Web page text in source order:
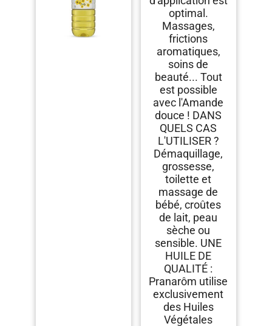
optimal.
Massages,
frictions
aromatiques,
soins de
beauté... Tout
est possible
avec l'Amande
douce ! DANS
QUELS CAS
L'UTILISER ?
Démaquillage,
grossesse,
toilette et
massage de
bébé, croûtes
de lait, peau
sèche ou
sensible. UNE
HUILE DE
QUALITÉ :
Pranarôm utilise
exclusivement
des Huiles
Végétales